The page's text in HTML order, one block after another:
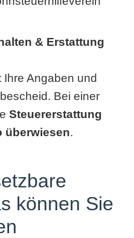
& Erstattung
Angaben und
Bei einer
Steuererstattung
überwiesen.
können Sie